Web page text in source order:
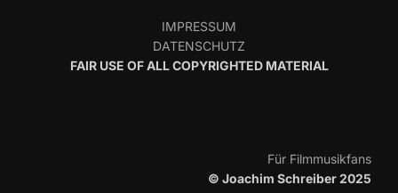
IMPRESSUM
DATENSCHUTZ
FAIR USE OF ALL COPYRIGHTED MATERIAL
Für Filmmusikfans
© Joachim Schreiber 2025